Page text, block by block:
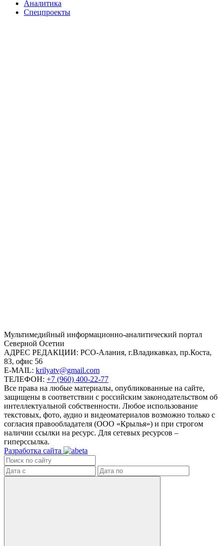
Аналитика
Спецпроекты
Mультимедийный информационно-аналитический портал
Северной Осетии
АДРЕС РЕДАКЦИИ: РСО-Алания, г.Владикавказ, пр.Коста,
83, офис 56
E-MAIL: krilyatv@gmail.com
ТЕЛЕФОН: +7 (960) 400-22-77
Все права на любые материалы, опубликованные на сайте,
защищены в соответствии с российским законодательством об
интеллектуальной собственности. Любое использование
текстовых, фото, аудио и видеоматериалов возможно только с
согласия правообладателя (ООО «Крылья») и при строгом
наличии ссылки на ресурс. Для сетевых ресурсов –
гиперссылка.
Разработка сайта